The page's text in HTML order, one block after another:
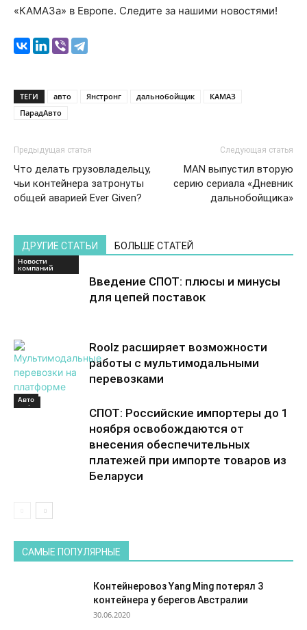
«КАМАЗа» в Европе. Следите за нашими новостями!
ТЕГИ авто Янстронг дальнобойщик
КАМАЗ
ПарадАвто
Предыдущая статья
Что делать грузовладельцу,
чьи контейнера затронуты
общей аварией Ever Given?
Следующая статья
MAN выпустил вторую
серию сериала «Дневник
дальнобойщика»
ДРУГИЕ СТАТЬИ БОЛЬШЕ СТАТЕЙ
Новости
компаний
Введение СПОТ: плюсы и минусы
для цепей поставок
Море
Roolz расширяет возможности
работы с мультимодальными
перевозками
Авто
СПОТ: Российские импортеры до 1
ноября освобождаются от
внесения обеспечительных
платежей при импорте товаров из
Беларуси
САМЫЕ ПОПУЛЯРНЫЕ
Контейнеровоз Yang Ming потерял 3
контейнера у берегов Австралии
30.06.2020